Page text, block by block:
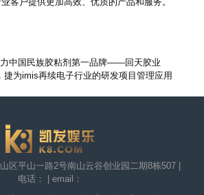
客户提供更加高效、优质的产品和服务。
中国民族胶粘剂第一品牌——回天胶业
捷为imis再续电子行业的研发项目管理应用
区平山一路2号南山云谷创业园二期8栋507 |
电话： | email：